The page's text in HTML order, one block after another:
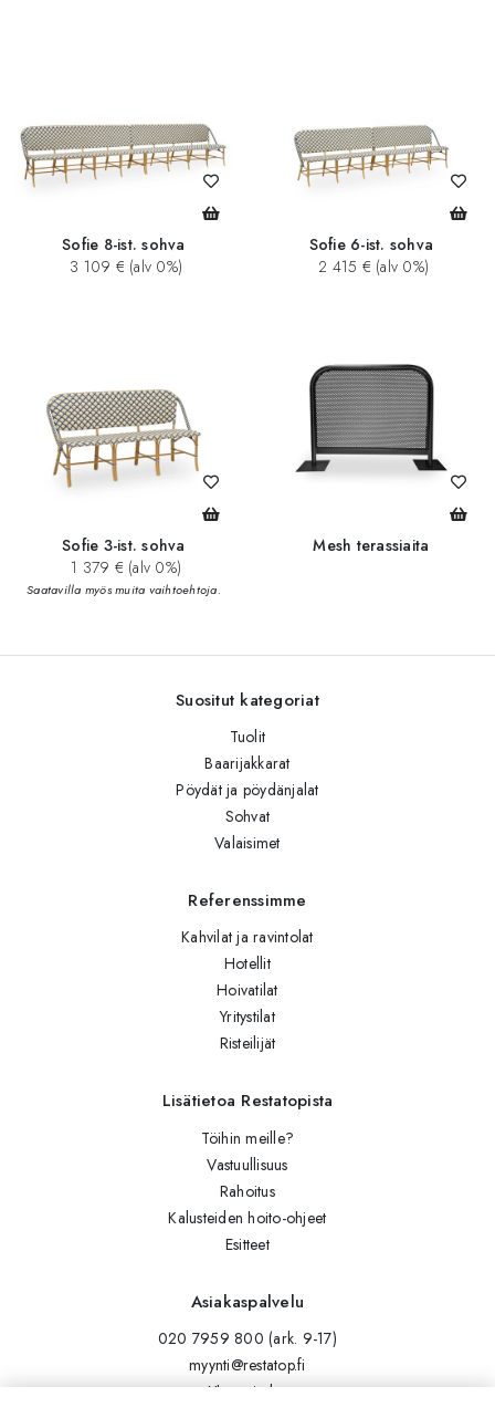
Sofie 8-ist. sohva
3 109 € (alv 0%)
Sofie 6-ist. sohva
2 415 € (alv 0%)
Sofie 3-ist. sohva
1 379 € (alv 0%)
Saatavilla myös muita vaihtoehtoja.
Mesh terassiaita
Suositut kategoriat
Tuolit
Baarijakkarat
Pöydät ja pöydänjalat
Sohvat
Valaisimet
Referenssimme
Kahvilat ja ravintolat
Hotellit
Hoivatilat
Yritystilat
Risteilijät
Lisätietoa Restatopista
Töihin meille?
Vastuullisuus
Rahoitus
Kalusteiden hoito-ohjeet
Esitteet
Asiakaspalvelu
020 7959 800 (ark. 9-17)
myynti@restatop.fi
Yhteystiedot